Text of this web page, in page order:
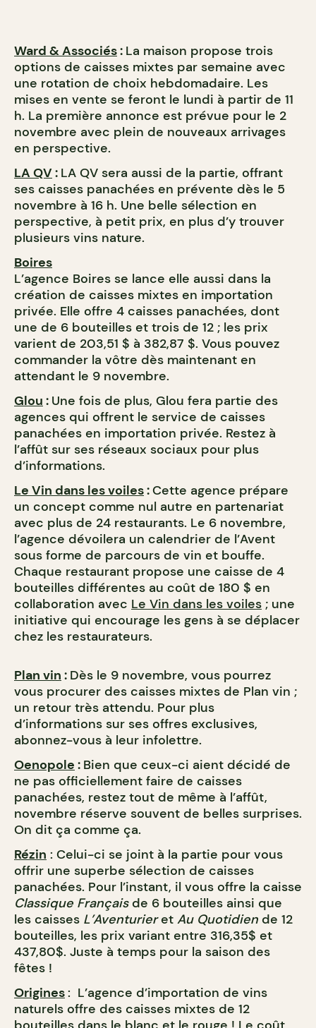
Ward & Associés: La maison propose trois
options de caisses mixtes par semaine avec
une rotation de choix hebdomadaire. Les
mises en vente se feront le lundi à partir de 11
h. La première annonce est prévue pour le 2
novembre avec plein de nouveaux arrivages
en perspective.
LA QV: LA QV sera aussi de la partie, offrant
ses caisses panachées en prévente dès le 5
novembre à 16 h. Une belle sélection en
perspective, à petit prix, en plus d’y trouver
plusieurs vins nature.
Boires
L’agence Boires se lance elle aussi dans la
création de caisses mixtes en importation
privée. Elle offre 4 caisses panachées, dont
une de 6 bouteilles et trois de 12 ; les prix
varient de 203,51 $ à 382,87 $. Vous pouvez
commander la vôtre dès maintenant en
attendant le 9 novembre.
Glou : Une fois de plus, Glou fera partie des
agences qui offrent le service de caisses
panachées en importation privée. Restez à
l’affût sur ses réseaux sociaux pour plus
d’informations.
Le Vin dans les voiles:Cette agence prépare
un concept comme nul autre en partenariat
avec plus de 24 restaurants. Le 6 novembre,
l’agence dévoilera un calendrier de l’Avent
sous forme de parcours de vin et bouffe.
Chaque restaurant propose une caisse de 4
bouteilles différentes au coût de 180 $ en
collaboration avec Le Vin dans les voiles ; une
initiative qui encourage les gens à se déplacer
chez les restaurateurs.
Plan vin : Dès le 9 novembre, vous pourrez
vous procurer des caisses mixtes de Plan vin ;
un retour très attendu. Pour plus
d’informations sur ses offres exclusives,
abonnez-vous à leur infolettre.
Oenopole : Bien que ceux-ci aient décidé de
ne pas officiellement faire de caisses
panachées, restez tout de même à l’affût,
novembre réserve souvent de belles surprises.
On dit ça comme ça.
Rézin : Celui-ci se joint à la partie pour vous
offrir une superbe sélection de caisses
panachées. Pour l’instant, il vous offre la caisse
Classique Français de 6 bouteilles ainsi que
les caisses L’Aventurieret Au Quotidien de 12
bouteilles, les prix variant entre 316,35$ et
437,80$. Juste à temps pour la saison des
fêtes !
Origines: L’agence d’importation de vins
naturels offre des caisses mixtes de 12